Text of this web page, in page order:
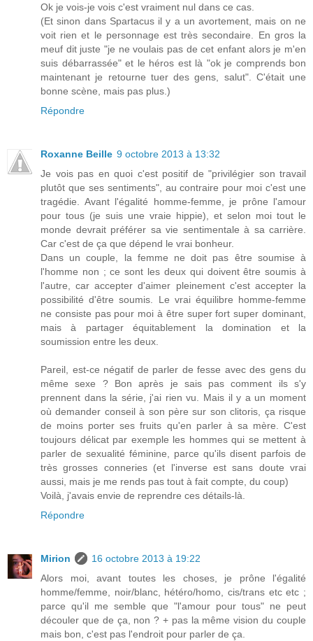
Ok je vois-je vois c'est vraiment nul dans ce cas.
(Et sinon dans Spartacus il y a un avortement, mais on ne
voit rien et le personnage est très secondaire. En gros la
meuf dit juste "je ne voulais pas de cet enfant alors je m'en
suis débarrassée" et le héros est là "ok je comprends bon
maintenant je retourne tuer des gens, salut". C'était une
bonne scène, mais pas plus.)
Répondre
Roxanne Beille 9 octobre 2013 à 13:32
Je vois pas en quoi c'est positif de "privilégier son travail
plutôt que ses sentiments", au contraire pour moi c'est une
tragédie. Avant l'égalité homme-femme, je prône l'amour
pour tous (je suis une vraie hippie), et selon moi tout le
monde devrait préférer sa vie sentimentale à sa carrière.
Car c'est de ça que dépend le vrai bonheur.
Dans un couple, la femme ne doit pas être soumise à
l'homme non ; ce sont les deux qui doivent être soumis à
l'autre, car accepter d'aimer pleinement c'est accepter la
possibilité d'être soumis. Le vrai équilibre homme-femme
ne consiste pas pour moi à être super fort super dominant,
mais à partager équitablement la domination et la
soumission entre les deux.
Pareil, est-ce négatif de parler de fesse avec des gens du
même sexe ? Bon après je sais pas comment ils s'y
prennent dans la série, j'ai rien vu. Mais il y a un moment
où demander conseil à son père sur son clitoris, ça risque
de moins porter ses fruits qu'en parler à sa mère. C'est
toujours délicat par exemple les hommes qui se mettent à
parler de sexualité féminine, parce qu'ils disent parfois de
très grosses conneries (et l'inverse est sans doute vrai
aussi, mais je me rends pas tout à fait compte, du coup)
Voilà, j'avais envie de reprendre ces détails-là.
Répondre
Mirion
16 octobre 2013 à 19:22
Alors moi, avant toutes les choses, je prône l'égalité
homme/femme, noir/blanc, hétéro/homo, cis/trans etc etc ;
parce qu'il me semble que "l'amour pour tous" ne peut
découler que de ça, non ? + pas la même vision du couple
mais bon, c'est pas l'endroit pour parler de ça.